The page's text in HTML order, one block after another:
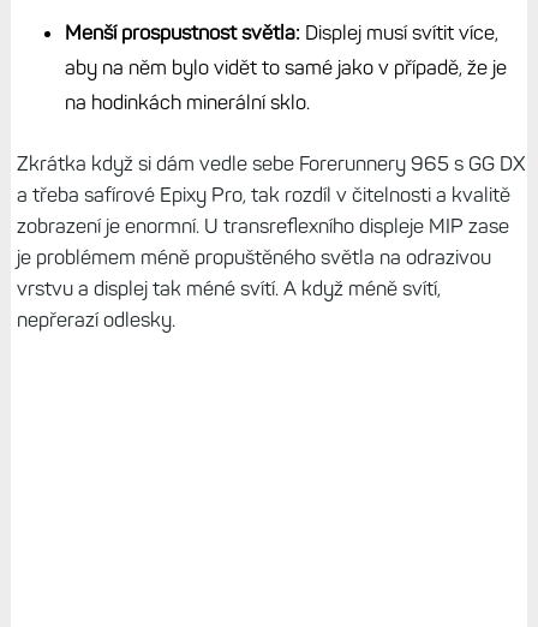
Menší prospustnost světla: Displej musí svítit více,
aby na něm bylo vidět to samé jako v případě, že je
na hodinkách minerální sklo.
Zkrátka když si dám vedle sebe Forerunnery 965 s GG DX
a třeba safírové Epixy Pro, tak rozdíl v čitelnosti a kvalitě
zobrazení je enormní. U transreflexního displeje MIP zase
je problémem méně propuštěného světla na odrazivou
vrstvu a displej tak méné svítí. A když méně svítí,
nepřerazí odlesky.